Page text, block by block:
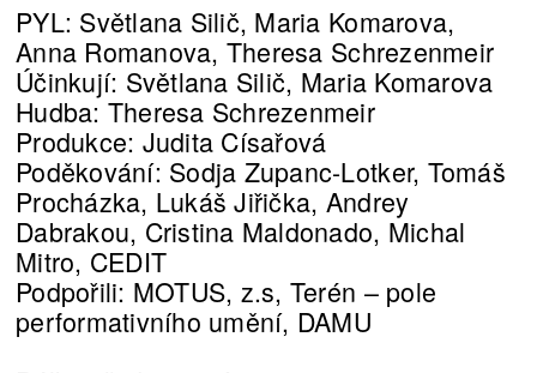
PYL: Světlana Silič, Maria Komarova,
Anna Romanova, Theresa Schrezenmeir
Účinkují: Světlana Silič, Maria Komarova
Hudba: Theresa Schrezenmeir
Produkce: Judita Císařová
Poděkování: Sodja Zupanc-Lotker, Tomáš
Procházka, Lukáš Jiřička, Andrey
Dabrakou, Cristina Maldonado, Michal
Mitro, CEDIT
Podpořili: MOTUS, z.s, Terén – pole
performativního umění, DAMU